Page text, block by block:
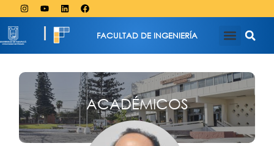
FACULTAD DE INGENIERÍA
ACADÉMICOS